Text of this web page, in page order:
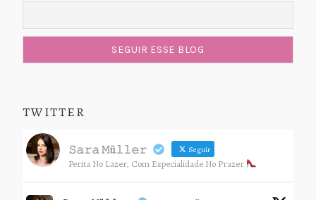
TWITTER
𝚂𝚊𝚛𝚊 𝙼ü𝚕𝚕𝚎𝚛 Seguir
Perita No Lazer, Com Especialidade No Prazer